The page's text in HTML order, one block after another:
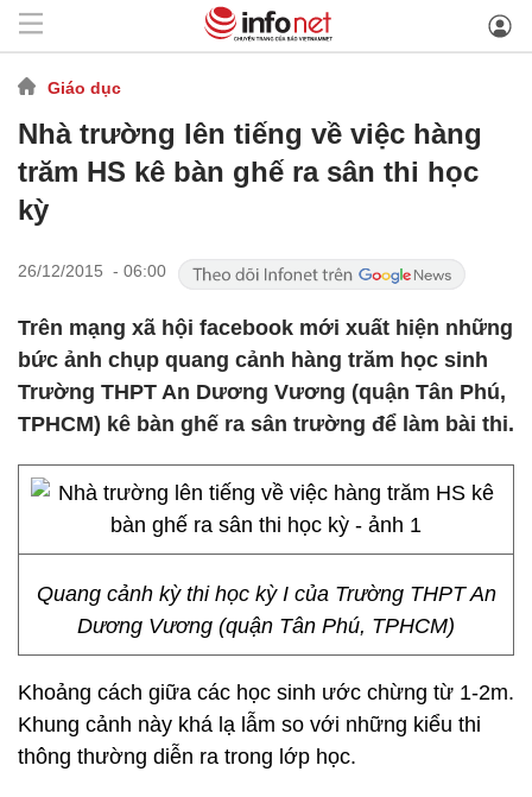
Giáo dục
Nhà trường lên tiếng về việc hàng
trăm HS kê bàn ghế ra sân thi học
kỳ
26/12/2015 - 06:00
Trên mạng xã hội facebook mới xuất hiện những
bức ảnh chụp quang cảnh hàng trăm học sinh
Trường THPT An Dương Vương (quận Tân Phú,
TPHCM) kê bàn ghế ra sân trường để làm bài thi.
Quang cảnh kỳ thi học kỳ I của Trường THPT An
Dương Vương (quận Tân Phú, TPHCM)
Khoảng cách giữa các học sinh ước chừng từ 1-2m.
Khung cảnh này khá lạ lẫm so với những kiểu thi
thông thường diễn ra trong lớp học.